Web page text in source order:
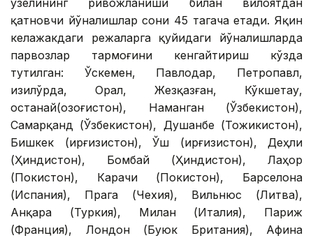
узелининг ривожланиши билан вилоятдан
қатновчи йўналишлар сони 45 тагача етади. Яқин
келажакдаги режаларга қуйидаги йўналишларда
парвозлар тармоғини кенгайтириш кўзда
тутилган: Ўскемен, Павлодар, Петропавл,
Қизилўрда, Орал, Жезқазған, Кўкшетау,
Қостанай(Қозоғистон), Наманган (Ўзбекистон),
Самарқанд (Ўзбекистон), Душанбе (Тожикистон),
Бишкек (Қирғизистон), Ўш (Қирғизистон), Деҳли
(Ҳиндистон), Бомбай (Ҳиндистон), Лаҳор
(Покистон), Карачи (Покистон), Барселона
(Испания), Прага (Чехия), Вильнюс (Литва),
Анқара (Туркия), Милан (Италия), Париж
(Франция), Лондон (Буюк Британия), Афина